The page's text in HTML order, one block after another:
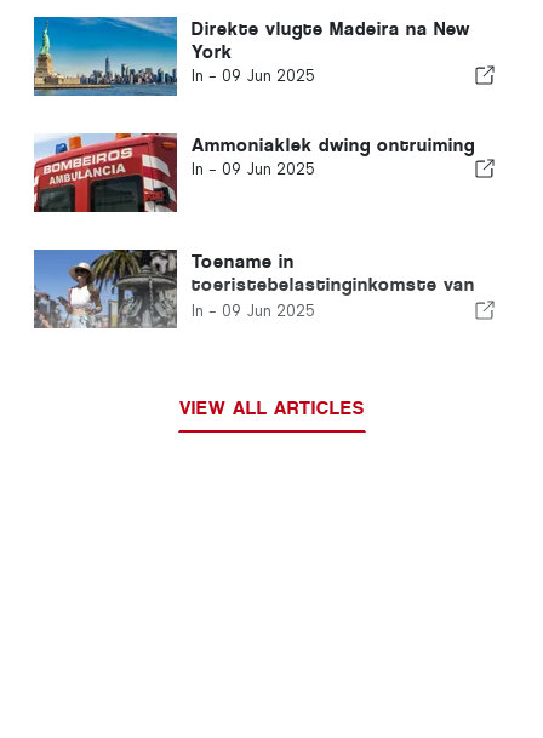
Direkte vlugte Madeira na New
York
In - 09 Jun 2025
Ammoniaklek dwing ontruiming
In - 09 Jun 2025
Toename in
toeristebelastinginkomste van
42%
In - 09 Jun 2025
VIEW ALL ARTICLES